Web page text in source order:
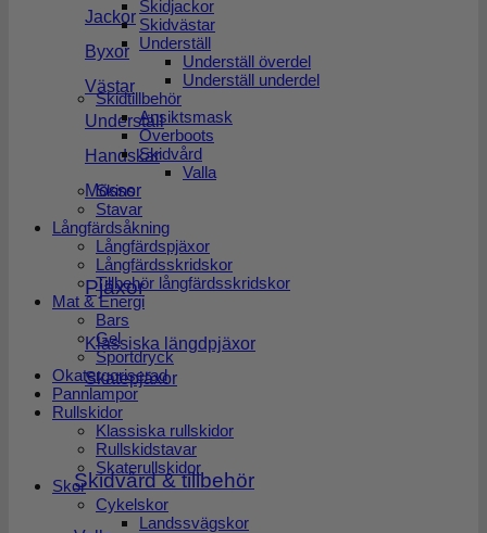
Jackor
Byxor
Västar
Underställ
Handskar
Mössor
Pjäxor
Klassiska längdpjäxor
Skatepjäxor
Skidvård & tillbehör
Skidjackor
Skidvästar
Underställ
Underställ överdel
Underställ underdel
Skidtillbehör
Ansiktsmask
Overboots
Skidvård
Valla
Skins
Stavar
Långfärdsåkning
Långfärdspjäxor
Långfärdsskridskor
Tillbehör långfärdsskridskor
Mat & Energi
Bars
Gel
Sportdryck
Okatergoriserad
Pannlampor
Rullskidor
Klassiska rullskidor
Rullskidstavar
Skaterullskidor
Skor
Cykelskor
Landssvägskor